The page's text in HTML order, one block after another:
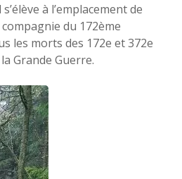
à l’emplacement de
du 172ème
les morts des 172e et 372e
Grande Guerre.